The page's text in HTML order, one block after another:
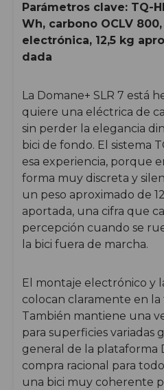
Parámetros clave: TQ-
Wh, carbono OCLV
electrónica, 12,5 kg
dada
La Domane+ SLR 7 está
quiere una eléctrica de
sin perder la elegancia
bici de fondo. El sistema
esa experiencia, porque
forma muy discreta y
un peso aproximado de
aportada, una cifra que
percepción cuando se
la bici fuera de marcha.
El montaje electrónico y
colocan claramente en
También mantiene una
para superficies variadas
general de la plataforma
compra racional para
una bici muy coherente